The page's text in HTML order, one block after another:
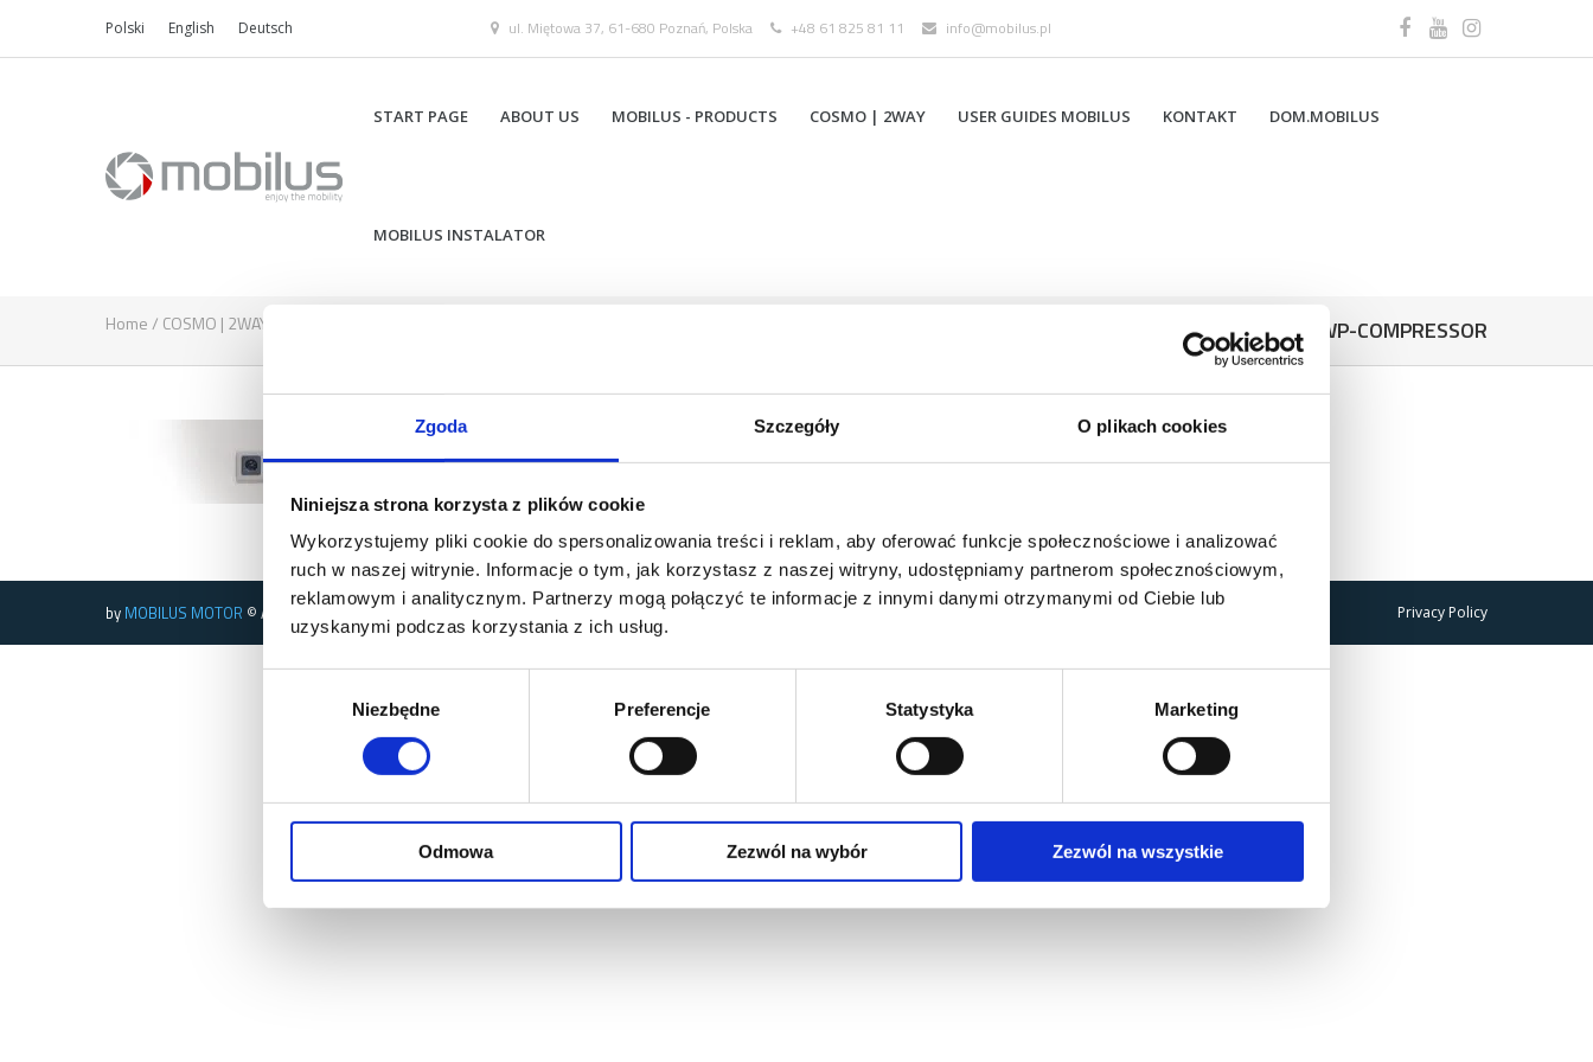
Zgoda Szczegóły O plikach cookies
Niniejsza strona korzysta z plików cookie
Wykorzystujemy pliki cookie do spersonalizowania treści i reklam, aby oferować funkcje społecznościowe i analizować
ruch w naszej witrynie. Informacje o tym, jak korzystasz z naszej witryny, udostępniamy partnerom społecznościowym,
reklamowym i analitycznym. Partnerzy mogą połączyć te informacje z innymi danymi otrzymanymi od Ciebie lub
uzyskanymi podczas korzystania z ich usług.
Niezbędne Preferencje Statystyka Marketing
Odmowa Zezwól na wybór Zezwól na wszystkie
Polski English Deutsch ul. Miętowa 37, 61-680 Poznań, Polska +48 61 825 81 11 info@mobilus.pl
START PAGE ABOUT US MOBILUS ­- PRODUCTS COSMO | 2WAY USER GUIDES MOBILUS KONTAKT DOM.MOBILUS
MOBILUS INSTALATOR
BROSZURA_CSWP-COMPRESSOR
Home/ COSMO | 2WAY
by MOBILUS MOTOR © All rights reserved Privacy Policy